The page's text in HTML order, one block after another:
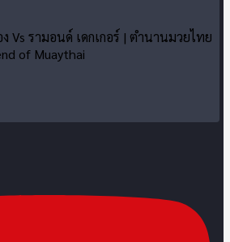
Vs รามอนด์ เดกเกอร์ | ตำนานมวยไทย
of Muaythai